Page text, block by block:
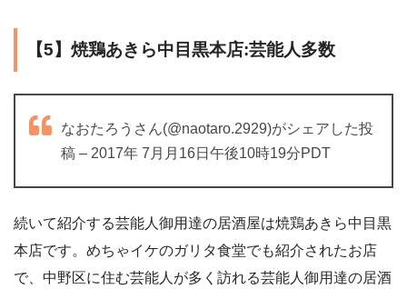
【5】焼鶏あきら中目黒本店:芸能人多数
なおたろうさん(@naotaro.2929)がシェアした投
稿 – 2017年 7月月16日午後10時19分PDT
続いて紹介する芸能人御用達の居酒屋は焼鶏あきら中目黒
本店です。めちゃイケのガリタ食堂でも紹介されたお店
で、中野区に住む芸能人が多く訪れる芸能人御用達の居酒